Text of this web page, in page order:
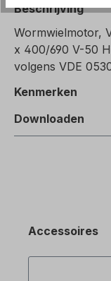
Beschrijving
Wormwielmotor,
x 400/690 V-50
volgens VDE
Kenmerken
Downloaden
Accessoires